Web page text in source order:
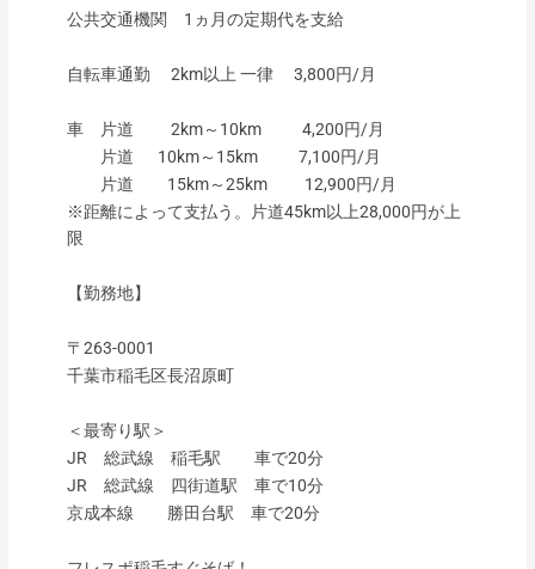
公共交通機関 1ヵ月の定期代を支給
自転車通勤 2km以上 一律 3,800円/月
車 片道 2km～10km 4,200円/月
片道 10km～15km 7,100円/月
片道 15km～25km 12,900円/月
※距離によって支払う。片道45km以上28,000円が上
限
【勤務地】
〒263-0001
千葉市稲毛区長沼原町
＜最寄り駅＞
JR 総武線 稲毛駅 車で20分
JR 総武線 四街道駅 車で10分
京成本線 勝田台駅 車で20分